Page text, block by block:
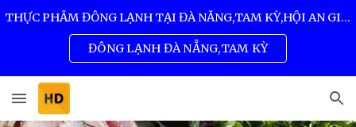
THỰC PHẨM ĐÔNG LẠNH TẠI ĐÀ NẴNG,TAM KỲ,HỘI AN GIÁ SỈ TỐT NHẤT 0932 557 973
ĐÔNG LẠNH ĐÀ NẴNG,TAM KỲ